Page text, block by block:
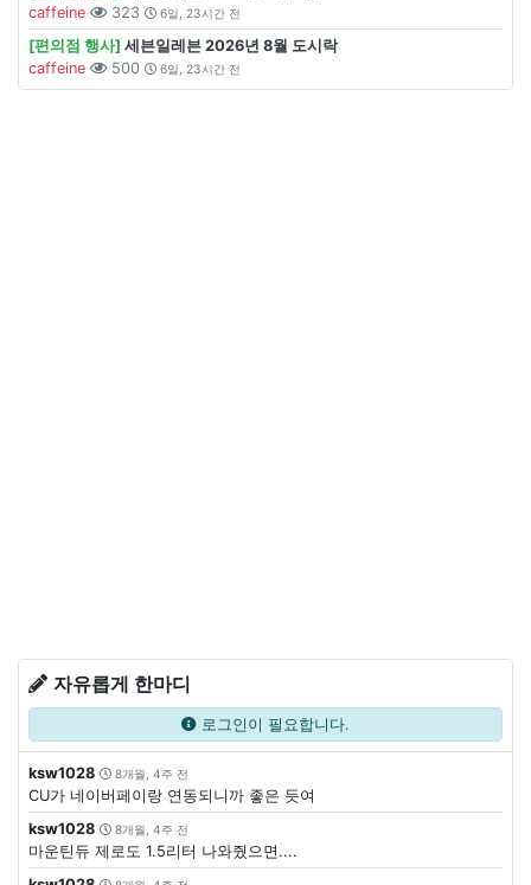
caffeine
323 6일, 23시간 전
[편의점 행사] 세븐일레븐 2026년 8월 도시락
caffeine
500 6일, 23시간 전
자유롭게 한마디
로그인이 필요합니다.
ksw1028 8개월, 4주 전
CU가 네이버페이랑 연동되니까 좋은 듯여
ksw1028
8개월, 4주 전
마운틴듀 제로도 1.5리터 나와줬으면....